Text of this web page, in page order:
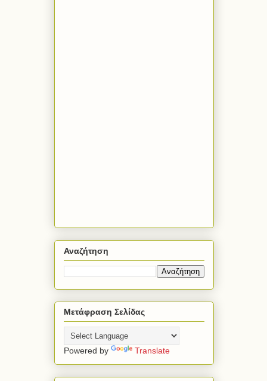
Αναζήτηση
Μετάφραση Σελίδας
Powered by Translate